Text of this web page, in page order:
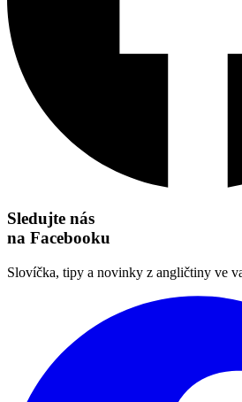
Sledujte nás
na Facebooku
Slovíčka, tipy a novinky z angličtiny ve